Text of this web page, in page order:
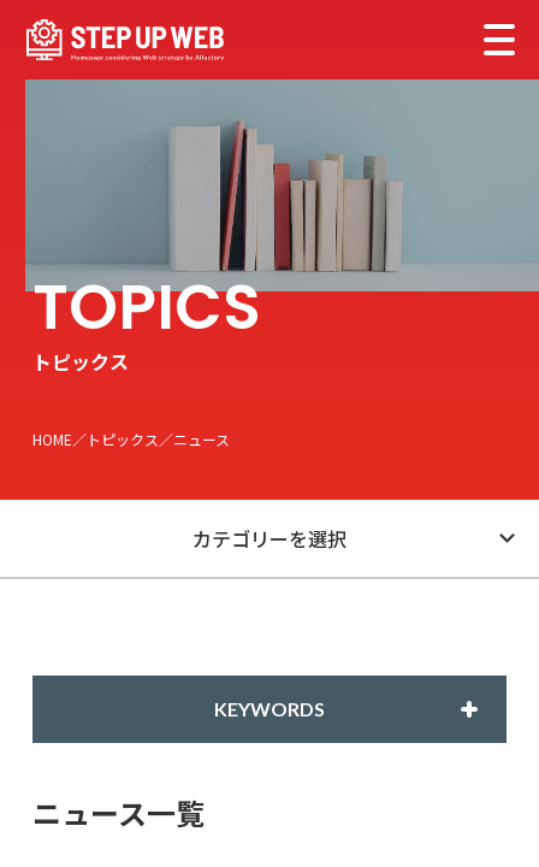
トピックス
HOME トピックス ニュース
カテゴリーを選択
KEYWORDS
ニュース一覧